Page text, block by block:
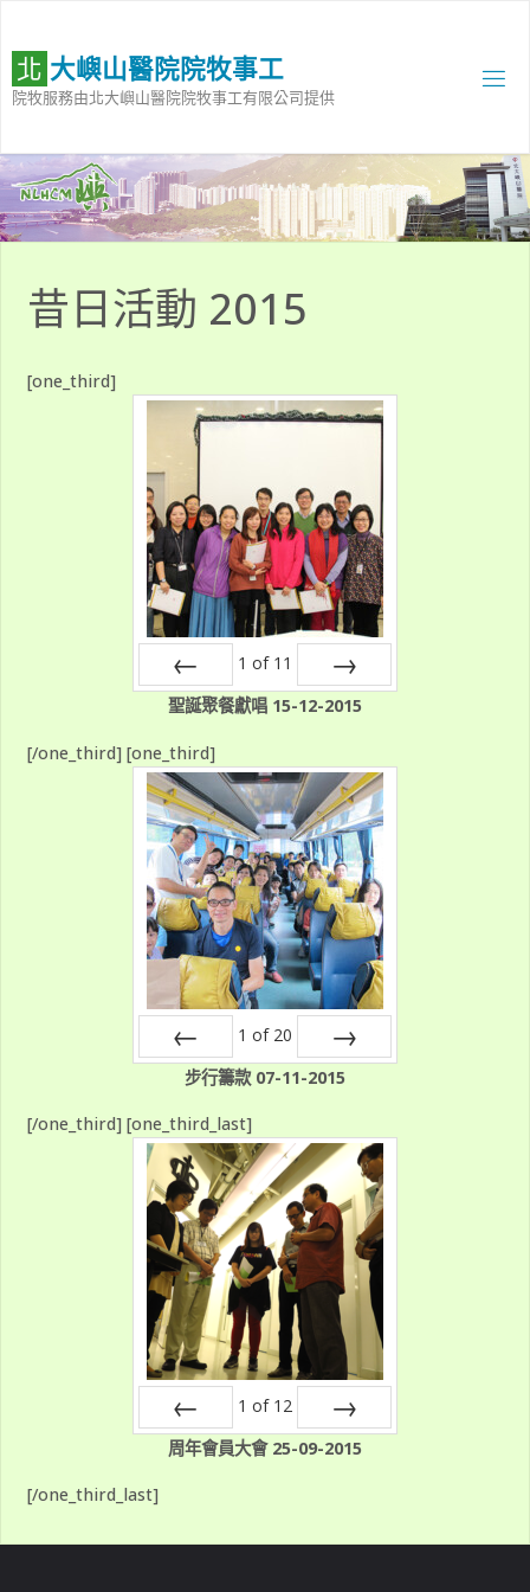
content
北 大嶼山醫院院牧事工
院牧服務由北大嶼山醫院院牧事工有限公司提供
昔日活動 2015
[one_third]
Prev
1 of 11
Next
聖誕聚餐獻唱 15-12-2015
[/one_third] [one_third]
Prev
1 of 20
Next
步行籌款 07-11-2015
[/one_third] [one_third_last]
Prev
1 of 12
Next
周年會員大會 25-09-2015
[/one_third_last]